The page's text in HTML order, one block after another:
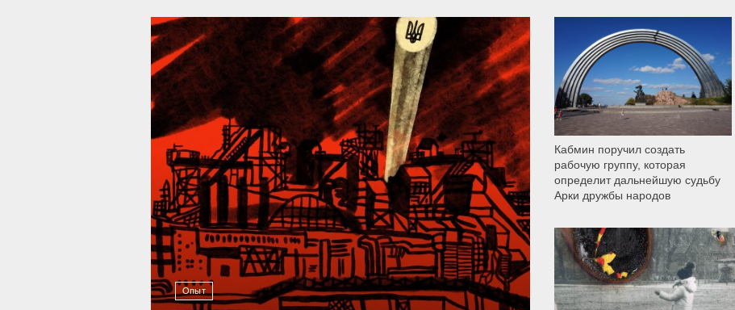
Опыт
39 287
Кабмин поручил создать
рабочую группу, которая
определит дальнейшую судьбу
Арки дружбы народов
9 786
12 298